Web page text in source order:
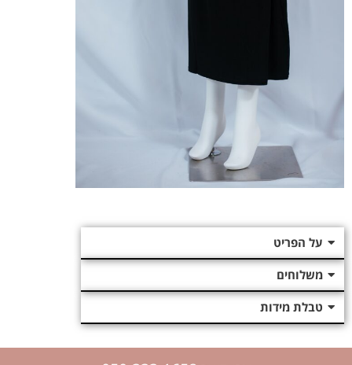
על הפריט
משלוחים
טבלת מידות